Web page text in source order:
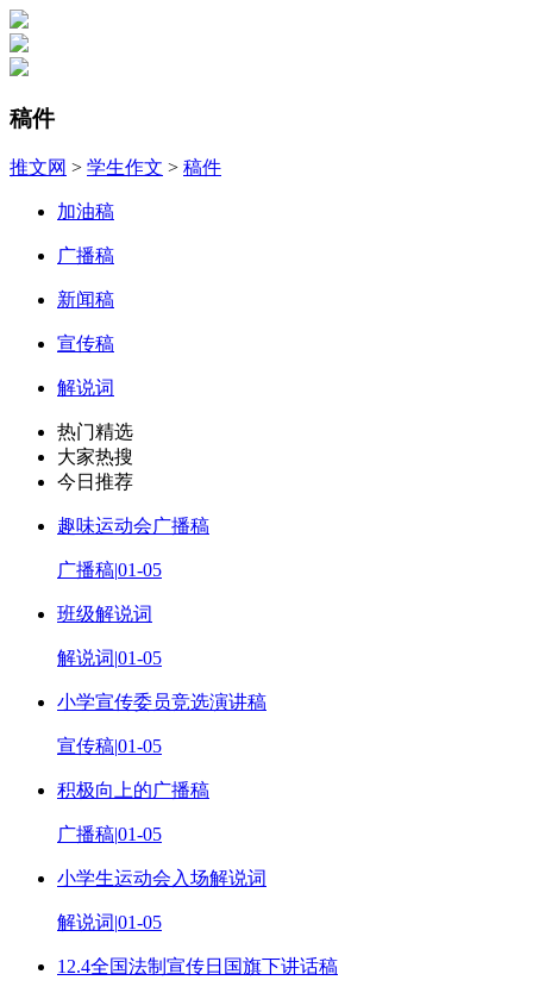
稿件
推文网 > 学生作文 > 稿件
加油稿
广播稿
新闻稿
宣传稿
解说词
热门精选
大家热搜
今日推荐
趣味运动会广播稿
广播稿|01-05
班级解说词
解说词|01-05
小学宣传委员竞选演讲稿
宣传稿|01-05
积极向上的广播稿
广播稿|01-05
小学生运动会入场解说词
解说词|01-05
12.4全国法制宣传日国旗下讲话稿